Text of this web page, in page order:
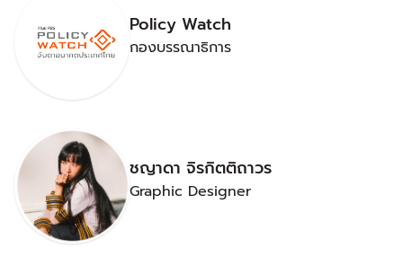
Policy Watch
กองบรรณาธิการ
ชญาดา จิรกิตติถาวร
Graphic Designer